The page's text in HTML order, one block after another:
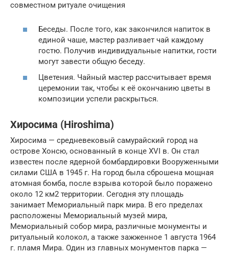
совместном ритуале очищения
Беседы. После того, как закончился напиток в
единой чаше, мастер разливает чай каждому
гостю. Получив индивидуальные напитки, гости
могут завести общую беседу.
Цветения. Чайный мастер рассчитывает время
церемонии так, чтобы к её окончанию цветы в
композиции успели раскрыться.
Хиросима (Hiroshima)
Хиросима — средневековый самурайский город на
острове Хонсю, основанный в конце XVI в. Он стал
известен после ядерной бомбардировки Вооруженными
силами США в 1945 г. На город была сброшена мощная
атомная бомба, после взрыва которой было поражено
около 12 км2 территории. Сегодня эту площадь
занимает Мемориальный парк мира. В его пределах
расположены Мемориальный музей мира,
Мемориальный собор мира, различные монументы и
ритуальный колокол, а также зажженное 1 августа 1964
г. пламя Мира. Один из главных монументов парка —